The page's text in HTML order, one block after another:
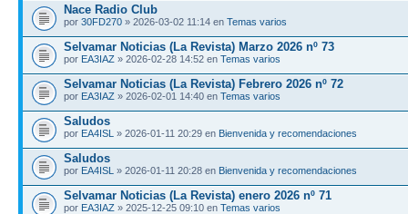
Nace Radio Club
por 30FD270 » 2026-03-02 11:14 en Temas varios
Selvamar Noticias (La Revista) Marzo 2026 nº 73
por EA3IAZ » 2026-02-28 14:52 en Temas varios
Selvamar Noticias (La Revista) Febrero 2026 nº 72
por EA3IAZ » 2026-02-01 14:40 en Temas varios
Saludos
por EA4ISL » 2026-01-11 20:29 en Bienvenida y recomendaciones
Saludos
por EA4ISL » 2026-01-11 20:28 en Bienvenida y recomendaciones
Selvamar Noticias (La Revista) enero 2026 nº 71
por EA3IAZ » 2025-12-25 09:10 en Temas varios